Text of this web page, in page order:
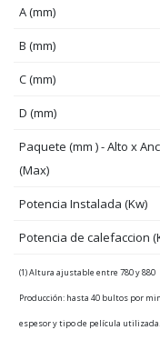
A (mm)
B (mm)
C (mm)
D (mm)
Paquete (mm ) - Alto x
(Max)
Potencia Instalada (Kw)
Potencia de calefaccion
(1) Altura ajustable entre 780 y 880
Producción: hasta 40 bultos por
espesor y tipo de película